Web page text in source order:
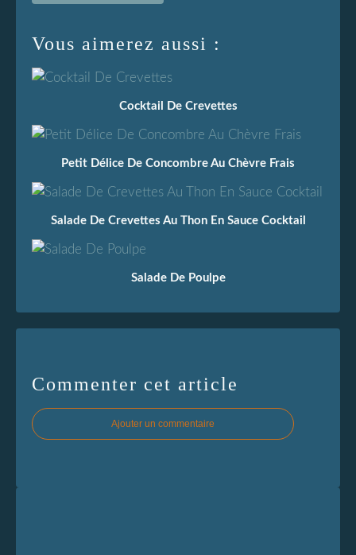
Vous aimerez aussi :
Cocktail De Crevettes
Petit Délice De Concombre Au Chèvre Frais
Salade De Crevettes Au Thon En Sauce Cocktail
Salade De Poulpe
Commenter cet article
Ajouter un commentaire